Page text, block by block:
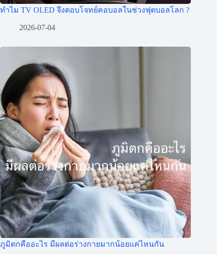
ทำไม TV OLED จึงตอบโจทย์คอบอลในช่วงฟุตบอลโลก ?
2026-07-04
ภูมิตกคืออะไร มีผลต่อร่างกายมากน้อยแค่ไหนกัน